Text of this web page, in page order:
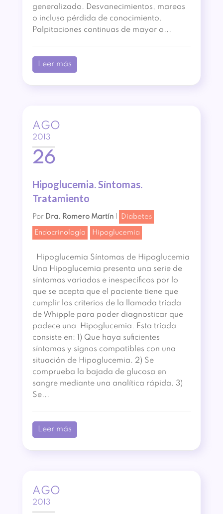
generalizado. Desvanecimientos, mareos
o incluso pérdida de conocimiento.
Palpitaciones continuas de mayor o...
Leer más
AGO
2013
26
Hipoglucemia. Síntomas.
Tratamiento
Por Dra. Romero Martín| Diabetes
Endocrinología Hipoglucemia
Hipoglucemia Síntomas de Hipoglucemia
Una Hipoglucemia presenta una serie de
síntomas variados e inespecíficos por lo
que se acepta que el paciente tiene que
cumplir los criterios de la llamada tríada
de Whipple para poder diagnosticar que
padece una Hipoglucemia. Esta tríada
consiste en: 1) Que haya suficientes
síntomas y signos compatibles con una
situación de Hipoglucemia. 2) Se
comprueba la bajada de glucosa en
sangre mediante una analítica rápida. 3)
Se...
Leer más
AGO
2013